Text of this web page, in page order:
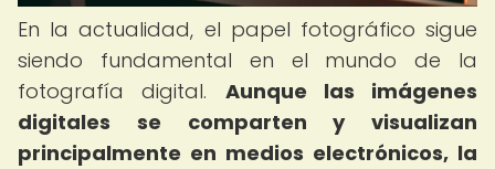
En la actualidad, el papel fotográfico sigue
siendo fundamental en el mundo de la
fotografía digital. Aunque las imágenes
digitales se comparten y visualizan
principalmente en medios electrónicos, la